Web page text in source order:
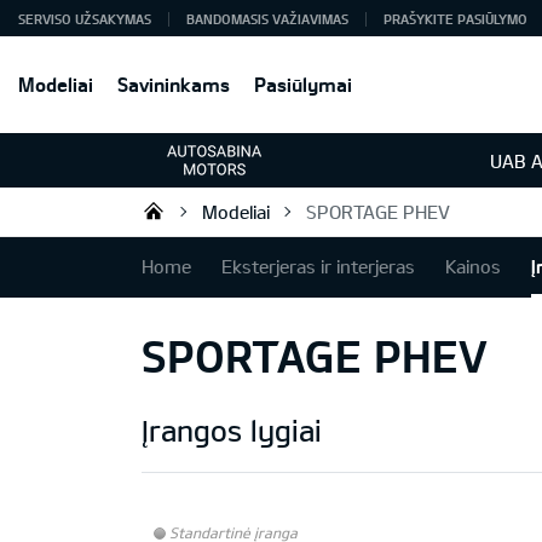
Modeliai Savininkams Pasiūlymai
SERVISO UŽSAKYMAS BANDOMASIS VAŽIAVIMAS PRAŠYKITE PASIŪLYMO
UAB
KIA automobiliai | KIA modeliai |
Modeliai SPORTAGE PHEV
Home Eksterjeras ir interjeras Kainos
SPORTAGE PHEV
Įrangos lygiai
Standartinė įranga